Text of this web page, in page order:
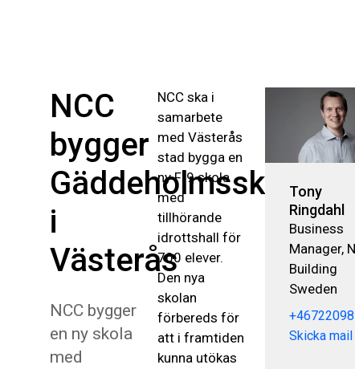
NCC
bygger
Gäddeholmsskolan
i
Västerås
NCC bygger
en ny skola
med
NCC ska i
samarbete
med Västerås
stad bygga en
ny F-9 skola
med
tillhörande
idrottshall för
700 elever.
Den nya
skolan
förbereds för
att i framtiden
kunna utökas
Tony
Ringdahl
Business
Manager,
Building
Sweden
Skicka mail